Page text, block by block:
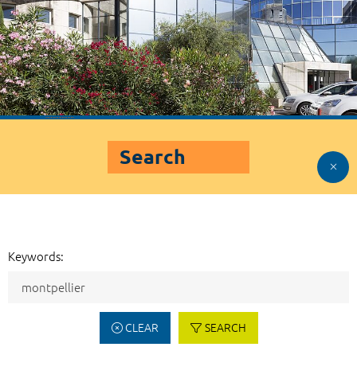
Search
Keywords:
CLEAR SEARCH